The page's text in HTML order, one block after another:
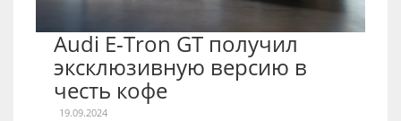
Audi E-Tron GT получил
эксклюзивную версию в
честь кофе
19.09.2024